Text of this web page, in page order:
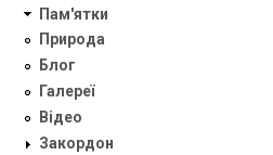
Пам'ятки
Природа
Блог
Галереї
Відео
Закордон